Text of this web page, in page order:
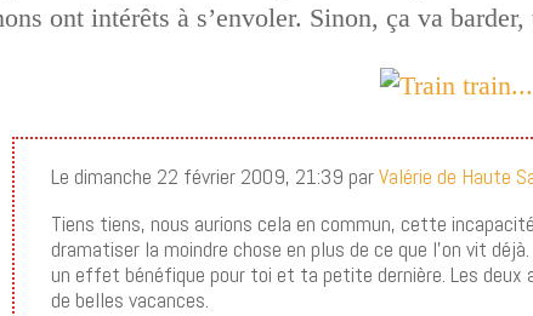
ont intérêts à s’envoler. Sinon, ça va
Le dimanche 22 février 2009, 21:39 parValérie de Haute
Tiens tiens, nous aurions cela en commun, cette
dramatiser la moindre chose en plus de ce que l’on vit
un effet bénéfique pour toi et ta petite dernière. Les
de belles vacances.